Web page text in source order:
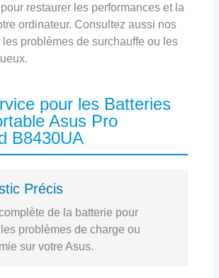
restaurer les performances et la
ordinateur. Consultez aussi nos
problèmes de surchauffe ou les
pour les Batteries
Asus Pro
B8430UA
Précis
de la batterie pour
problèmes de charge ou
sur votre Asus.